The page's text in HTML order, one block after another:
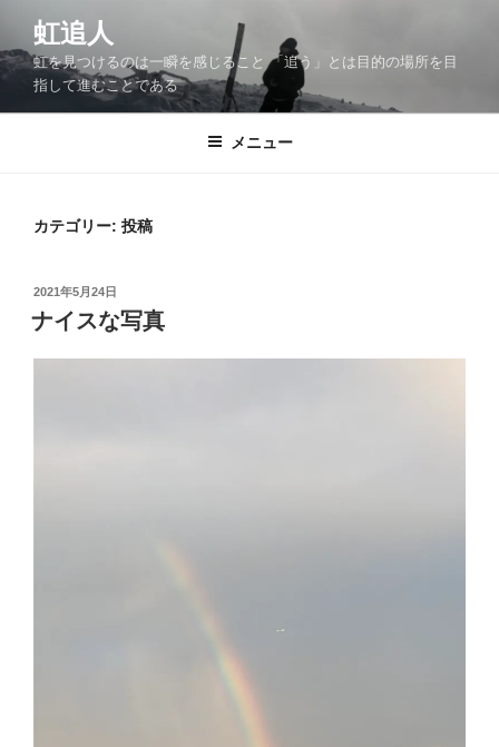
テ
ツ
虹追人
虹を見つけるのは一瞬を感じること 「追う」とは目的の場所を目
指して進むことである
メニュー
カテゴリー: 投稿
投
稿
日:
2021年5月24日
ナイスな写真